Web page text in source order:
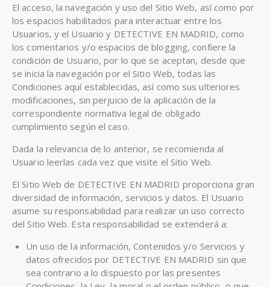
El acceso, la navegación y uso del Sitio Web, así como por
los espacios habilitados para interactuar entre los
Usuarios, y el Usuario y DETECTIVE EN MADRID, como
los comentarios y/o espacios de blogging, confiere la
condición de Usuario, por lo que se aceptan, desde que
se inicia la navegación por el Sitio Web, todas las
Condiciones aquí establecidas, así como sus ulteriores
modificaciones, sin perjuicio de la aplicación de la
correspondiente normativa legal de obligado
cumplimiento según el caso.
Dada la relevancia de lo anterior, se recomienda al
Usuario leerlas cada vez que visite el Sitio Web.
El Sitio Web de DETECTIVE EN MADRID proporciona gran
diversidad de información, servicios y datos. El Usuario
asume su responsabilidad para realizar un uso correcto
del Sitio Web. Esta responsabilidad se extenderá a:
Un uso de la información, Contenidos y/o Servicios y
datos ofrecidos por DETECTIVE EN MADRID sin que
sea contrario a lo dispuesto por las presentes